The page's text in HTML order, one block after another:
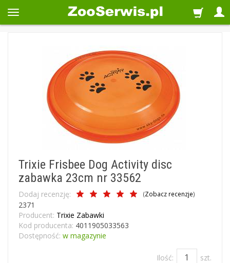
Trixie Frisbee Dog Activity disc
zabawka 23cm nr 33562
Dodaj recenzję: (Zobacz recenzje)
2371
Producent: Trixie Zabawki
Kod producenta: 4011905033563
Dostępność: w magazynie
Ilość: szt.